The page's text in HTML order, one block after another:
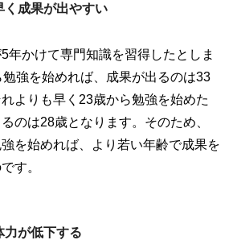
く成果が出やすい
5年かけて専門知識を習得したとしま
勉強を始めれば、成果が出るのは33
よりも早く 23歳から勉強を始めた
のは28歳となります。そのため、
を始めれば、より若い年齢で成果を
す。
力が低下する